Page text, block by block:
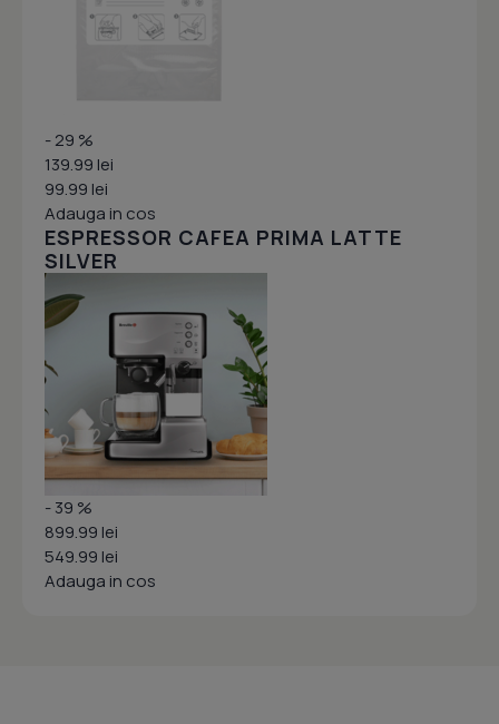
- 29 %
139.99 lei
99.99 lei
Adauga in cos
ESPRESSOR CAFEA PRIMA LATTE
SILVER
- 39 %
899.99 lei
549.99 lei
Adauga in cos